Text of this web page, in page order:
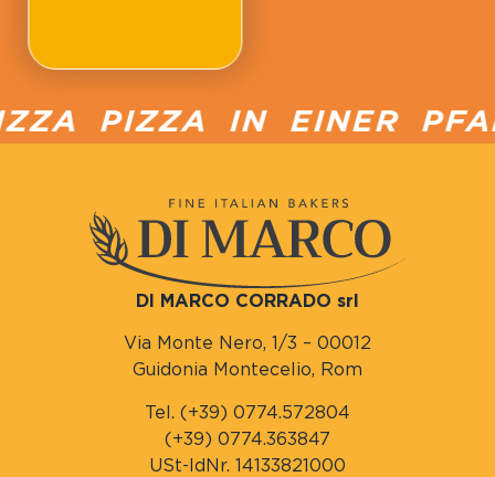
PIZZA IN EINER
DI MARCO CORRADO srl
Via Monte Nero, 1/3 – 00012
Guidonia Montecelio, Rom
Tel. (+39) 0774.572804
(+39) 0774.363847
USt-IdNr. 14133821000